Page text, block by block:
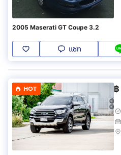
2005 Maserati GT Coupe 3.2
แชท
HOT ฿